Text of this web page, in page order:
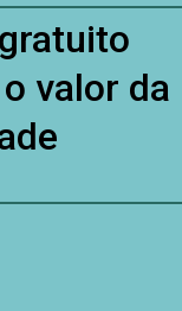
valor da